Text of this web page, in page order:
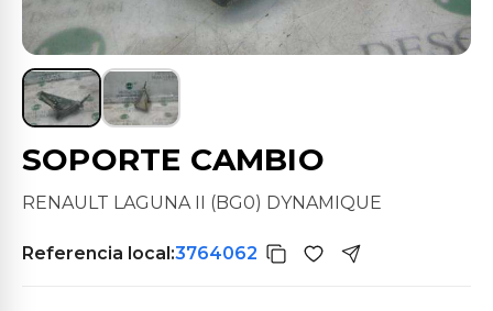
SOPORTE CAMBIO
RENAULT LAGUNA II (BG0) DYNAMIQUE
Referencia local:3764062